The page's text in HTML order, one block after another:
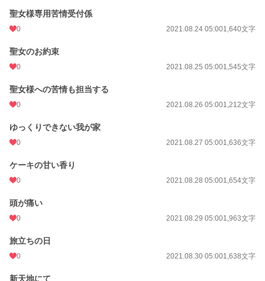
年間ポイント
累計ポイント 8,643 pt (102,846 位)
聖女様専用苦情受付係
0 2021.08.24 05:001,640文字
聖女のお約束
0 2021.08.25 05:001,545文字
聖女様への苦情も担当する
0 2021.08.26 05:001,212文字
ゆっくりできない我が家
0 2021.08.27 05:001,636文字
ケーキの甘い香り
0 2021.08.28 05:001,654文字
頭が痛い
0 2021.08.29 05:001,963文字
旅立ちの日
0 2021.08.30 05:001,638文字
新天地にて